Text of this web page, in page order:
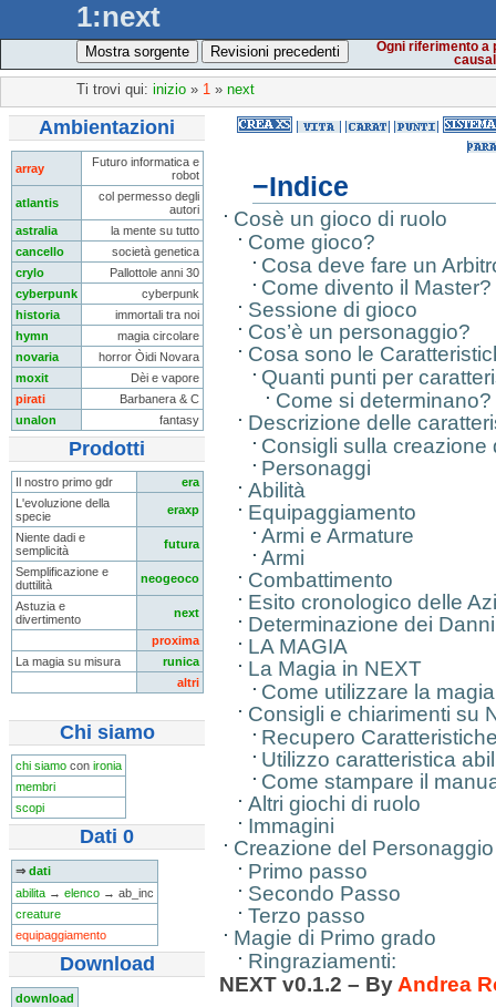
1:next
Mostra sorgente Revisioni precedenti
Ogni riferimento a
Ti trovi qui:inizio » 1 »next
Ambientazioni
array
Futuro informatica e
robot
atlantis
col permesso degli
autori
astralia
la mente su tutto
cancello
società genetica
crylo
Pallottole anni 30
cyberpunk
cyberpunk
historia
immortali tra noi
hymn
magia circolare
novaria
horror Òidi Novara
moxit
Dèi e vapore
pirati
Barbanera & C
unalon
fantasy
Prodotti
Il nostro primo gdr
era
L'evoluzione della
specie
eraxp
Niente dadi e
semplicità
futura
Semplificazione e
duttilità
neogeoco
Astuzia e
divertimento
next
proxima
La magia su misura
runica
altri
Chi siamo
chi siamocon ironia
membri
scopi
Dati 0
⇒ dati
abilita→ elenco→ ab_inc
creature
equipaggiamento
Download
download
−Indice
Cosè un gioco di ruolo
Come gioco?
Cosa deve fare un
Come divento il Master?
Sessione di gioco
Cos’è un personaggio?
Cosa sono le
Quanti punti per
Come si determinano?
Descrizione delle
Consigli sulla creazione
Personaggi
Abilità
Equipaggiamento
Armi e Armature
Armi
Combattimento
Esito cronologico delle
Determinazione dei
LA MAGIA
La Magia in NEXT
Come utilizzare la magia
Consigli e chiarimenti su
Recupero
Utilizzo caratteristica
Come stampare il
Altri giochi di ruolo
Immagini
Creazione del
Primo passo
Secondo Passo
Terzo passo
Magie di Primo grado
Ringraziamenti:
NEXT v0.1.2 – ByAndrea